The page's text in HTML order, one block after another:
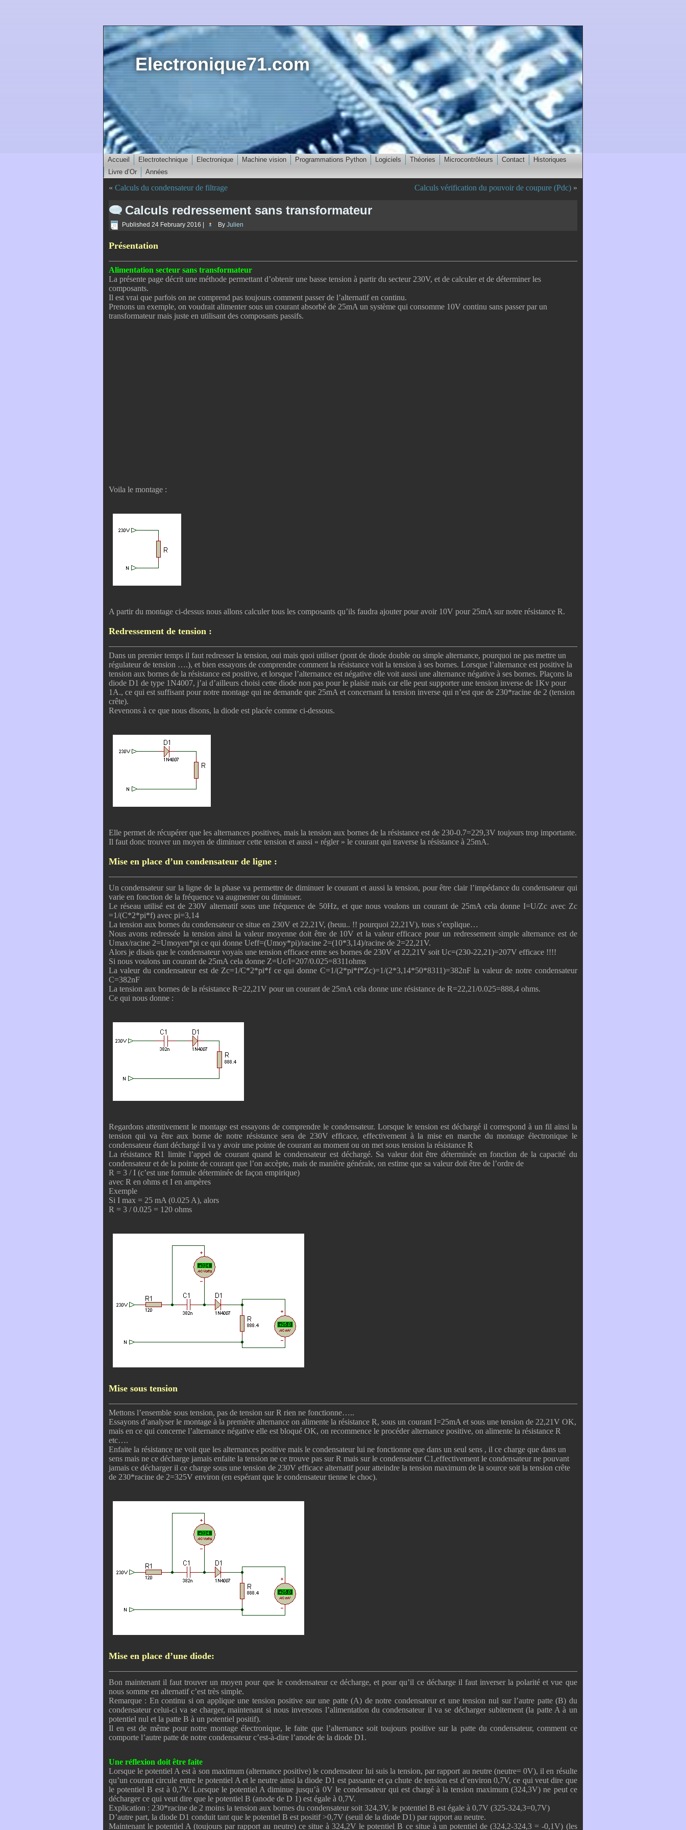
Electronique71.com
Accueil Electrotechnique Electronique Machine vision Programmations Python Logiciels Théories Microcontrôleurs Contact
Historiques
Livre d’Or
Années
« Calculs du condensateur de filtrage Calculs vérification du pouvoir de coupure (Pdc)»
Calculs redressement sans transformateur
Published 24 February 2016 By Julien
Présentation
Alimentation secteur sans transformateur
La présente page décrit une méthode permettant d’obtenir une basse tension à partir du secteur 230V, et de calculer et de déterminer les
composants.
Il est vrai que parfois on ne comprend pas toujours comment passer de l’alternatif en continu.
Prenons un exemple, on voudrait alimenter sous un courant absorbé de 25mA un système qui consomme 10V continu sans passer par un
transformateur mais juste en utilisant des composants passifs.
Voila le montage :
A partir du montage ci-dessus nous allons calculer tous les composants qu’ils faudra ajouter pour avoir 10V pour 25mA sur notre résistance R.
Redressement de tension :
Dans un premier temps il faut redresser la tension, oui mais quoi utiliser (pont de diode double ou simple alternance, pourquoi ne pas mettre un
régulateur de tension ….), et bien essayons de comprendre comment la résistance voit la tension à ses bornes. Lorsque l’alternance est positive la
tension aux bornes de la résistance est positive, et lorsque l’alternance est négative elle voit aussi une alternance négative à ses bornes. Plaçons la
diode D1 de type 1N4007, j’ai d’ailleurs choisi cette diode non pas pour le plaisir mais car elle peut supporter une tension inverse de 1Kv pour
1A., ce qui est suffisant pour notre montage qui ne demande que 25mA et concernant la tension inverse qui n’est que de 230*racine de 2 (tension
crête).
Revenons à ce que nous disons, la diode est placée comme ci-dessous.
Elle permet de récupérer que les alternances positives, mais la tension aux bornes de la résistance est de 230-0.7=229,3V toujours trop importante.
Il faut donc trouver un moyen de diminuer cette tension et aussi « régler » le courant qui traverse la résistance à 25mA.
Mise en place d’un condensateur de ligne :
Un condensateur sur la ligne de la phase va permettre de diminuer le courant et aussi la tension, pour être clair l’impédance du condensateur qui
varie en fonction de la fréquence va augmenter ou diminuer.
Le réseau utilisé est de 230V alternatif sous une fréquence de 50Hz, et que nous voulons un courant de 25mA cela donne I=U/Zc avec Zc
=1/(C*2*pi*f) avec pi=3,14
La tension aux bornes du condensateur ce situe en 230V et 22,21V, (heuu.. !! pourquoi 22,21V), tous s’explique…
Nous avons redressée la tension ainsi la valeur moyenne doit être de 10V et la valeur efficace pour un redressement simple alternance est de
Umax/racine 2=Umoyen*pi ce qui donne Ueff=(Umoy*pi)/racine 2=(10*3,14)/racine de 2=22,21V.
Alors je disais que le condensateur voyais une tension efficace entre ses bornes de 230V et 22,21V soit Uc=(230-22,21)=207V efficace !!!!
Si nous voulons un courant de 25mA cela donne Z=Uc/I=207/0.025=8311ohms
La valeur du condensateur est de Zc=1/C*2*pi*f ce qui donne C=1/(2*pi*f*Zc)=1/(2*3,14*50*8311)=382nF la valeur de notre condensateur
C=382nF
La tension aux bornes de la résistance R=22,21V pour un courant de 25mA cela donne une résistance de R=22,21/0.025=888,4 ohms.
Ce qui nous donne :
Regardons attentivement le montage est essayons de comprendre le condensateur. Lorsque le tension est déchargé il correspond à un fil ainsi la
tension qui va être aux borne de notre résistance sera de 230V efficace, effectivement à la mise en marche du montage électronique le
condensateur étant déchargé il va y avoir une pointe de courant au moment ou on met sous tension la résistance R
La résistance R1 limite l’appel de courant quand le condensateur est déchargé. Sa valeur doit être déterminée en fonction de la capacité du
condensateur et de la pointe de courant que l’on accèpte, mais de manière générale, on estime que sa valeur doit être de l’ordre de
R = 3 / I (c’est une formule déterminée de façon empirique)
avec R en ohms et I en ampères
Exemple
Si I max = 25 mA (0.025 A), alors
R = 3 / 0.025 = 120 ohms
Mise sous tension
Mettons l’ensemble sous tension, pas de tension sur R rien ne fonctionne…..
Essayons d’analyser le montage à la première alternance on alimente la résistance R, sous un courant I=25mA et sous une tension de 22,21V OK,
mais en ce qui concerne l’alternance négative elle est bloqué OK, on recommence le procéder alternance positive, on alimente la résistance R
etc….
Enfaite la résistance ne voit que les alternances positive mais le condensateur lui ne fonctionne que dans un seul sens , il ce charge que dans un
sens mais ne ce décharge jamais enfaite la tension ne ce trouve pas sur R mais sur le condensateur C1,effectivement le condensateur ne pouvant
jamais ce décharger il ce charge sous une tension de 230V efficace alternatif pour atteindre la tension maximum de la source soit la tension crête
de 230*racine de 2=325V environ (en espérant que le condensateur tienne le choc).
Mise en place d’une diode:
Bon maintenant il faut trouver un moyen pour que le condensateur ce décharge, et pour qu’il ce décharge il faut inverser la polarité et vue que
nous somme en alternatif c’est très simple.
Remarque : En continu si on applique une tension positive sur une patte (A) de notre condensateur et une tension nul sur l’autre patte (B) du
condensateur celui-ci va se charger, maintenant si nous inversons l’alimentation du condensateur il va se décharger subitement (la patte A à un
potentiel nul et la patte B à un potentiel positif).
Il en est de même pour notre montage électronique, le faite que l’alternance soit toujours positive sur la patte du condensateur, comment ce
comporte l’autre patte de notre condensateur c’est-à-dire l’anode de la diode D1.
Une réflexion doit être faite
Lorsque le potentiel A est à son maximum (alternance positive) le condensateur lui suis la tension, par rapport au neutre (neutre= 0V), il en résulte
qu’un courant circule entre le potentiel A et le neutre ainsi la diode D1 est passante et ça chute de tension est d’environ 0,7V, ce qui veut dire que
le potentiel B est à 0,7V. Lorsque le potentiel A diminue jusqu’à 0V le condensateur qui est chargé à la tension maximum (324,3V) ne peut ce
décharger ce qui veut dire que le potentiel B (anode de D 1) est égale à 0,7V.
Explication : 230*racine de 2 moins la tension aux bornes du condensateur soit 324,3V, le potentiel B est égale à 0,7V (325-324,3=0,7V)
D’autre part, la diode D1 conduit tant que le potentiel B est positif >0,7V (seuil de la diode D1) par rapport au neutre.
Maintenant le potentiel A (toujours par rapport au neutre) ce situe à 324,2V le potentiel B ce situe à un potentiel de (324,2-324,3 = -0,1V) (les